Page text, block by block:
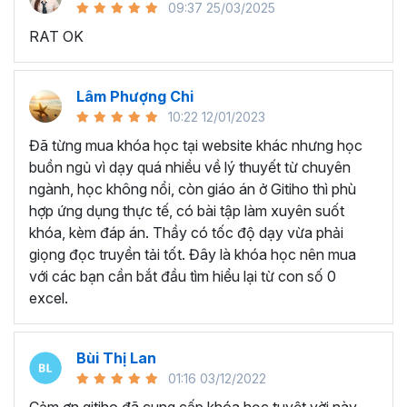
sử dụng Excel sẽ tốn nhiều thời gian, công sức để xử lý
công việc. Hơn nữa, chúng ta cũng không biết những thứ
mình đang thực hiện đúng hay không.
Hiện nay 100% các doanh nghiệp tại Việt Nam
cần tới kỹ năng Excel khi ứng tuyển vào vị trí kế toán, xử
chính... Mỗi cấp độ sẽ có yêu cầu thành thạo Excel xử lý
công việc khác nhau.
Chính vì điều đó Gitiho đã mở khóa học vềThủ thuật
Excel cập nhật hàng tuần - EXG02 với hơn7h+ học
cùng với92 tài liệu đính kèmbạn sẽ nhận được nhiều lợi
ích vô tận như:
Giảng viên là những người có trình độ chuyên môn
cao, kinh nghiệm thực tiễn dày dặn đã và đang đào
VPBank, FPT software, Vietcombank, MIC, Tập
đoàn Thành Công, TH True Milk
09:37 25/03/2025
RAT OK
Lâm Phượng Chi
10:22 12/01/2023
Đã từng mua khóa học tại website khác nhưng học
buồn ngủ vì dạy quá nhiều về lý thuyết từ chuyên
ngành, học không nổi, còn giáo án ở Gitiho thì phù
hợp ứng dụng thực tế, có bài tập làm xuyên suốt
khóa, kèm đáp án. Thầy có tốc độ dạy vừa phải
giọng đọc truyền tải tốt. Đây là khóa học nên mua
với các bạn cần bắt đầu tìm hiểu lại từ con số 0
excel.
Bùi Thị Lan
01:16 03/12/2022